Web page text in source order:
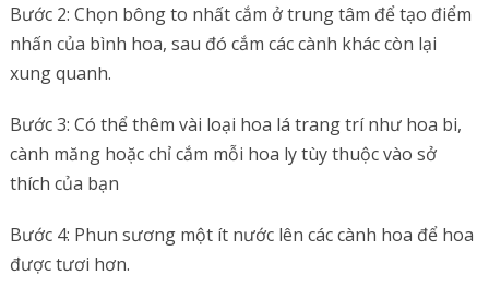
Bước 2: Chọn bông to nhất cắm ở trung tâm để tạo điểm
nhấn của bình hoa, sau đó cắm các cành khác còn lại
xung quanh.
Bước 3: Có thể thêm vài loại hoa lá trang trí như hoa bi,
cành măng hoặc chỉ cắm mỗi hoa ly tùy thuộc vào sở
thích của bạn
Bước 4: Phun sương một ít nước lên các cành hoa để hoa
được tươi hơn.